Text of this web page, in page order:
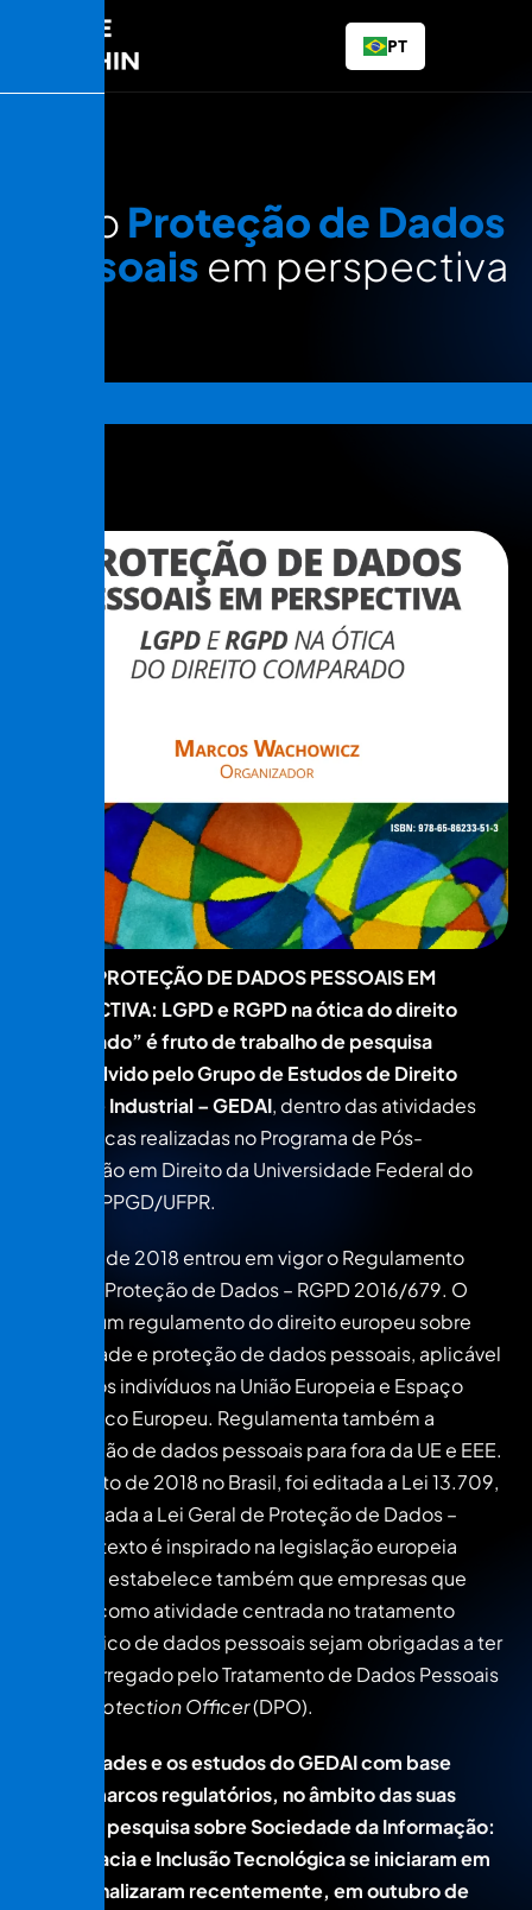
PT
o Proteçãode Dados
soais em perspectiva
“PROTEÇÃO DE DADOS PESSOAIS EM
PERSPECTIVA: LGPD e RGPD na ótica do direito
comparado” é fruto de trabalho de pesquisa
desenvolvido pelo Grupo de Estudos de Direito
Autoral e Industrial – GEDAI, dentro das atividades
acadêmicas realizadas no Programa de Pós-
Graduação em Direito da Universidade Federal do
Paraná – PPGD/UFPR.
Em maio de 2018 entrou em vigor o Regulamento
Geral de Proteção de Dados – RGPD 2016/679. O
RGPD é um regulamento do direito europeu sobre
privacidade e proteção de dados pessoais, aplicável
a todos os indivíduos na União Europeia e Espaço
Econômico Europeu. Regulamenta também a
exportação de dados pessoais para fora da UE e EEE.
Em agosto de 2018 no Brasil, foi editada a Lei 13.709,
denominada a Lei Geral de Proteção de Dados –
LGPD, o texto é inspirado na legislação europeia
(RGPD) e estabelece também que empresas que
tenham como atividade centrada no tratamento
sistemático de dados pessoais sejam obrigadas a ter
um Encarregado pelo Tratamento de Dados Pessoais
Data Protection Officer(DPO).
As atividades e os estudos do GEDAI com base
nestes marcos regulatórios, no âmbito das suas
linhas de pesquisa sobre Sociedade da Informação:
Democracia e Inclusão Tecnológica se iniciaram em
2018 e finalizaram recentemente, em outubro de